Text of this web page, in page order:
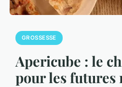
GROSSESSE
Apericube : le
pour les futures